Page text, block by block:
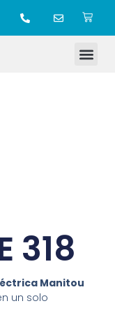
318
Manitou
un solo